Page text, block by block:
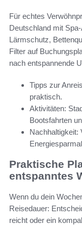
Für echtes
Deutschland mit
Lärmschutz,
Filter auf
nach entspannende
Tipps zur
praktisch.
Aktivitäten:
Bootsfahrten
Nachhaltigkeit:
Praktische
entspanntes
Wenn du dein
Reisedauer:
reicht oder ein